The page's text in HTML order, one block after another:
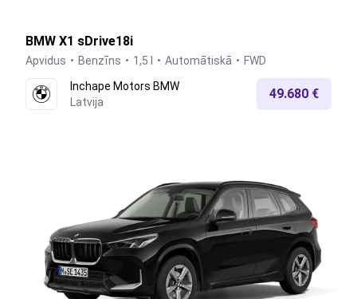
BMW X1 sDrive18i
Apvidus Benzīns 1,5 l Automātiskā
FWD
Inchape Motors BMW
Latvija
49.680 €